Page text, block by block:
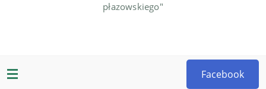
płazowskiego"
Facebook